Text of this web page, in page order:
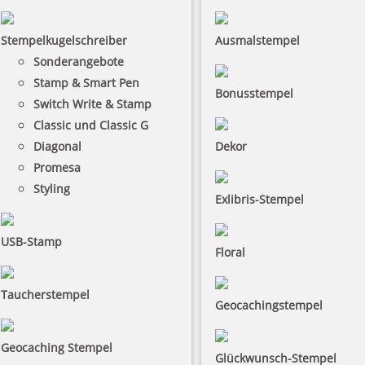
Stempelkugelschreiber
Sonderangebote
Stamp & Smart Pen
Switch Write & Stamp
Classic und Classic G
Diagonal
Promesa
Styling
USB-Stamp
Taucherstempel
Geocaching Stempel
Ausmalstempel
Bonusstempel
Dekor
Exlibris-Stempel
Floral
Geocachingstempel
Glückwunsch-Stempel